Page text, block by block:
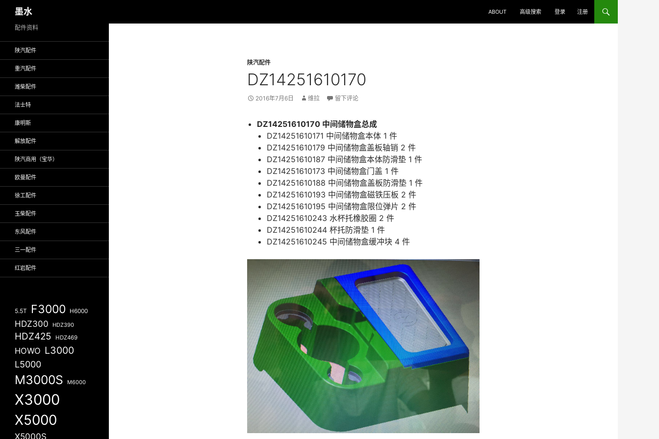
至
墨水 ABOUT 高级搜索 登录 注册
陕汽配件
DZ14251610170
2016年7月6日 维拉 留下评论
DZ14251610170 中间储物盒总成
DZ14251610171 中间储物盒本体 1 件
DZ14251610179 中间储物盒盖板轴销 2 件
DZ14251610187 中间储物盒本体防滑垫 1 件
DZ14251610173 中间储物盒门盖 1 件
DZ14251610188 中间储物盒盖板防滑垫 1 件
DZ14251610193 中间储物盒磁铁压板 2 件
DZ14251610195 中间储物盒限位弹片 2 件
DZ14251610243 水杯托橡胶圈 2 件
DZ14251610244 杯托防滑垫 1 件
DZ14251610245 中间储物盒缓冲块 4 件
配件资料
陕汽配件
重汽配件
潍柴配件
法士特
康明斯
解放配件
陕汽商用（宝华）
欧曼配件
徐工配件
玉柴配件
东风配件
三一配件
红岩配件
5.5T F3000 H6000
HDZ300 HDZ390
HDZ425 HDZ469
HOWO L3000
L5000
M3000S M6000
X3000
X5000
X5000S